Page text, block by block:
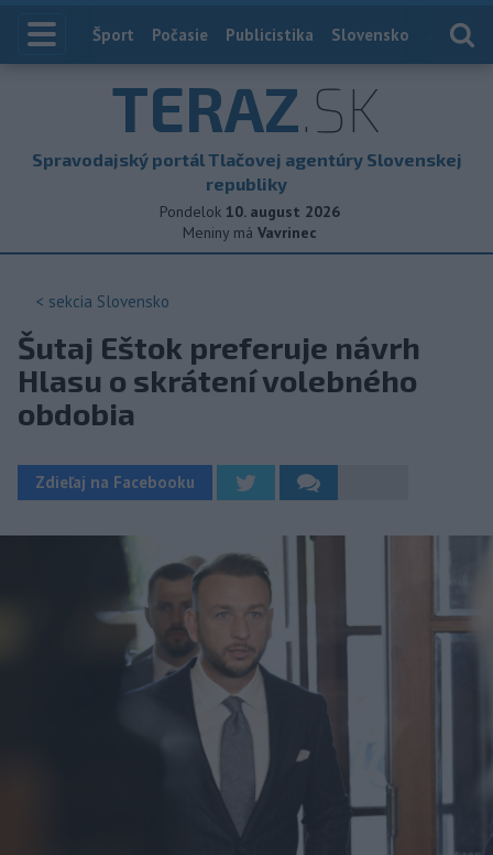
Index
Šport Počasie Publicistika Slovensko
TERAZ.SK
Spravodajský portál Tlačovej agentúry Slovenskej
republiky
Pondelok 10. august 2026
Meniny má Vavrinec
< sekcia Slovensko
Šutaj Eštok preferuje návrh
Hlasu o skrátení volebného
obdobia
Zdieľaj na Facebooku